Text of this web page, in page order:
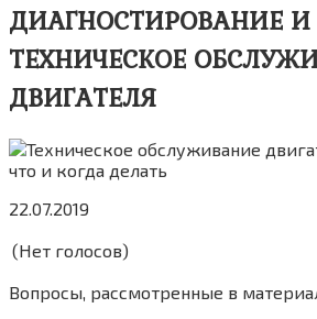
ДИАГНОСТИРОВАНИЕ И
ТЕХНИЧЕСКОЕ
ДВИГАТЕЛЯ
22.07.2019
(Нет голосов)
Вопросы, рассмотренные в